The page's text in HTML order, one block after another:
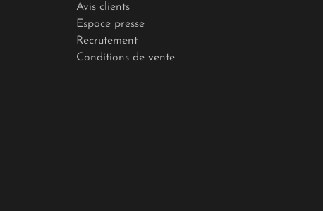
Avis clients
Espace presse
Recrutement
Conditions de vente